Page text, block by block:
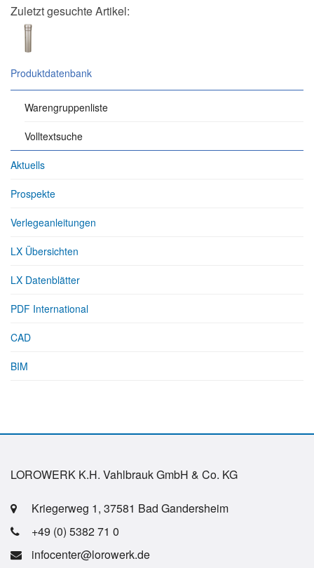
Zuletzt gesuchte Artikel:
Produktdatenbank
Warengruppenliste
Volltextsuche
Aktuells
Prospekte
Verlegeanleitungen
LX Übersichten
LX Datenblätter
PDF International
CAD
BIM
LOROWERK K.H. Vahlbrauk GmbH & Co. KG
Kriegerweg 1, 37581 Bad Gandersheim
+49 (0) 5382 71 0
infocenter@lorowerk.de